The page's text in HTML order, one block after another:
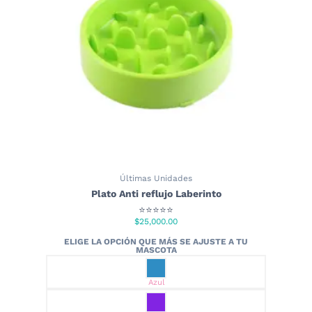
elegir
en
la
página
de
producto
Últimas Unidades
Plato Anti reflujo Laberinto
⭐⭐⭐⭐⭐
$25,000.00
Azul